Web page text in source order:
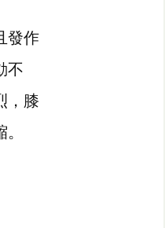
發作
不
，膝